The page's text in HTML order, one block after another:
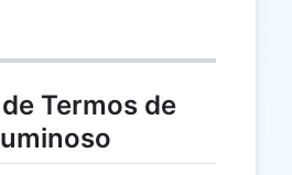
Termos de